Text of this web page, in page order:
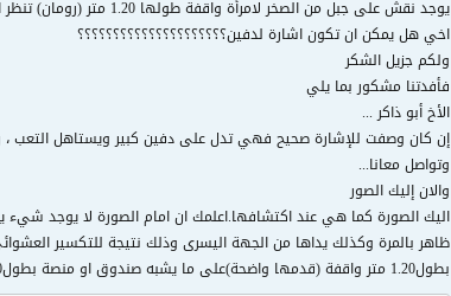
يوجد نقش على جبل من الصخر لامرأة واقفة طولها 1.20 متر (رومان) تنظر الى الامام .يداها الى الاسفل و بين الساقين يوجد جرن قطره 25 صنم وعمقه 10 سم هذه الصورة تتوسط الجبل
اخي هل يمكن ان تكون اشارة لدفين؟؟؟؟؟؟؟؟؟؟؟؟؟؟؟؟؟؟؟؟؟
ولكم جزيل الشكر
فأفدتنا مشكور بما يلي
الأخ أبو ذاكر ...
إن كان وصفت للإشارة صحيح فهي تدل على دفين كبير ويستاهل التعب
وتواصل معانا...
والان إليك الصور
اليك الصورة كما هي عند اكتشافها.اعلمك ان امام الصورة لا يوجد شيء
ظاهر بالمرة وكذلك يداها من الجهة اليسرى وذلك نتيجة للتكسير
بطول1.20 متر واقفة (قدمها واضحة)على ما يشبه صندوق او منصة بطول40سم وتحته جرن بعمق20سم.